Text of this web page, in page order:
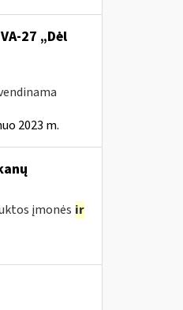
27 „Dėl
2023 m.
įmonės ir